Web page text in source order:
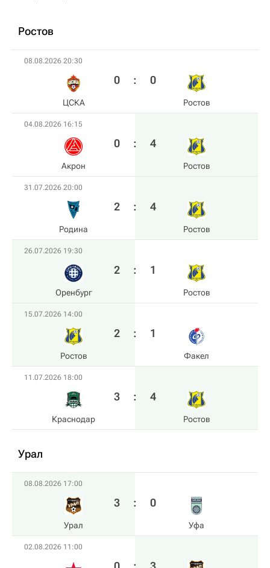
Ростов
08.08.2026 20:30
ЦСКА
0 : 0
Ростов
04.08.2026 16:15
Акрон
0 : 4
Ростов
31.07.2026 20:00
Родина
2 : 4
Ростов
26.07.2026 19:30
Оренбург
2 : 1
Ростов
15.07.2026 14:00
Ростов
2 : 1
Факел
11.07.2026 18:00
Краснодар
3 : 4
Ростов
Урал
08.08.2026 17:00
Урал
3 : 0
Уфа
02.08.2026 11:00